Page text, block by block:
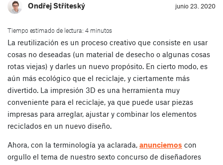
Ondřej Stříteský junio 23. 2020
Tiempo estimado de lectura: 4 minutos
La reutilización es un proceso creativo que consiste en usar
cosas no deseadas (un material de desecho o algunas cosas
rotas viejas) y darles un nuevo propósito. En cierto modo, es
aún más ecológico que el reciclaje, y ciertamente más
divertido. La impresión 3D es una herramienta muy
conveniente para el reciclaje, ya que puede usar piezas
impresas para arreglar, ajustar y combinar los elementos
reciclados en un nuevo diseño.
Ahora, con la terminología ya aclarada, anunciemos con
orgullo el tema de nuestro sexto concurso de diseñadores